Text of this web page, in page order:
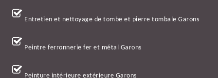
Entretien et nettoyage de tombe et pierre tombale Garons
Peintre ferronnerie fer et métal Garons
Peinture intérieure extérieure Garons